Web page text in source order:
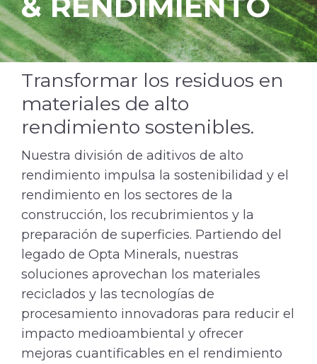
Transformar los residuos en
materiales de alto
rendimiento sostenibles.
Nuestra división de aditivos de alto
rendimiento impulsa la sostenibilidad y el
rendimiento en los sectores de la
construcción, los recubrimientos y la
preparación de superficies. Partiendo del
legado de Opta Minerals, nuestras
soluciones aprovechan los materiales
reciclados y las tecnologías de
procesamiento innovadoras para reducir el
impacto medioambiental y ofrecer
mejoras cuantificables en el rendimiento